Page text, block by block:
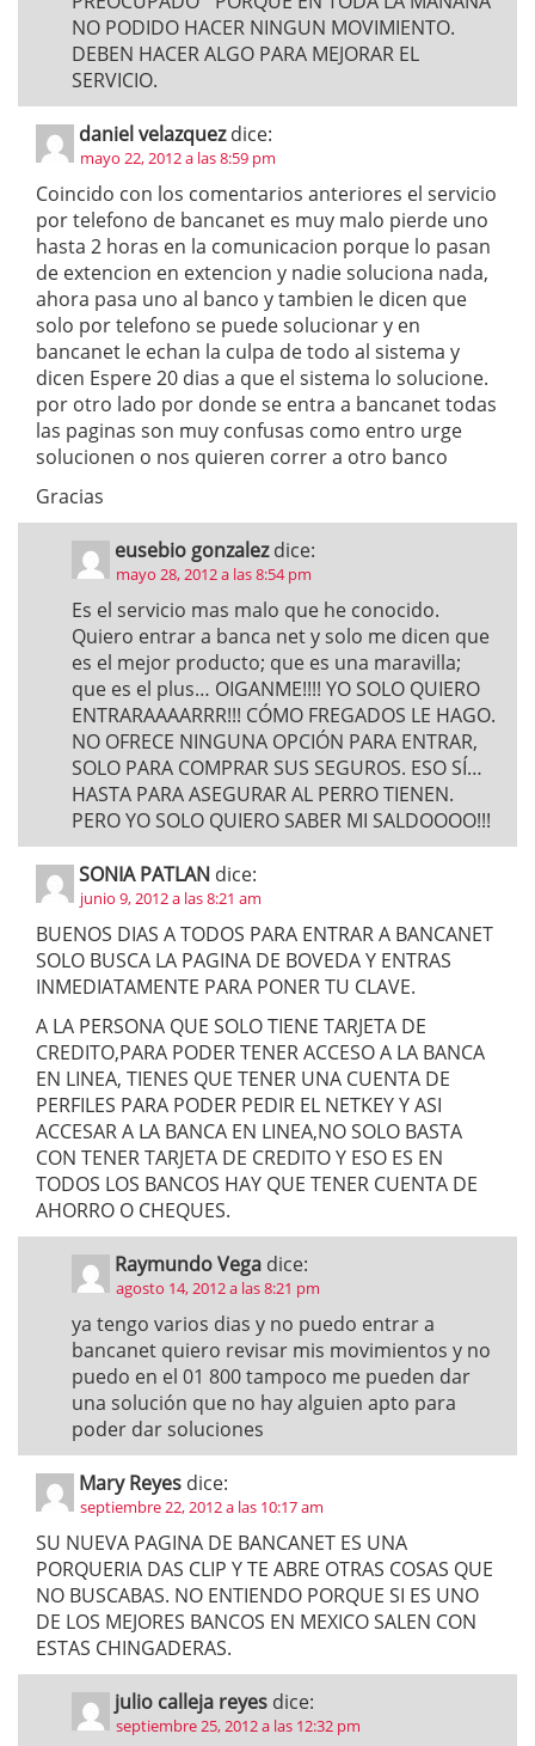
NO PODIDO HACER NINGUN MOVIMIENTO.
DEBEN HACER ALGO PARA MEJORAR EL
SERVICIO.
daniel velazquez dice:
mayo 22, 2012 a las 8:59 pm
Coincido con los comentarios anteriores el servicio
por telefono de bancanet es muy malo pierde uno
hasta 2 horas en la comunicacion porque lo pasan
de extencion en extencion y nadie soluciona nada,
ahora pasa uno al banco y tambien le dicen que
solo por telefono se puede solucionar y en
bancanet le echan la culpa de todo al sistema y
dicen Espere 20 dias a que el sistema lo solucione.
por otro lado por donde se entra a bancanet todas
las paginas son muy confusas como entro urge
solucionen o nos quieren correr a otro banco
Gracias
eusebio gonzalez dice:
mayo 28, 2012 a las 8:54 pm
Es el servicio mas malo que he conocido.
Quiero entrar a banca net y solo me dicen que
es el mejor producto; que es una maravilla;
que es el plus… OIGANME!!!! YO SOLO QUIERO
ENTRARAAAARRR!!! CÓMO FREGADOS LE HAGO.
NO OFRECE NINGUNA OPCIÓN PARA ENTRAR,
SOLO PARA COMPRAR SUS SEGUROS. ESO SÍ…
HASTA PARA ASEGURAR AL PERRO TIENEN.
PERO YO SOLO QUIERO SABER MI SALDOOOO!!!
SONIA PATLAN dice:
junio 9, 2012 a las 8:21 am
BUENOS DIAS A TODOS PARA ENTRAR A BANCANET
SOLO BUSCA LA PAGINA DE BOVEDA Y ENTRAS
INMEDIATAMENTE PARA PONER TU CLAVE.
A LA PERSONA QUE SOLO TIENE TARJETA DE
CREDITO,PARA PODER TENER ACCESO A LA BANCA
EN LINEA, TIENES QUE TENER UNA CUENTA DE
PERFILES PARA PODER PEDIR EL NETKEY Y ASI
ACCESAR A LA BANCA EN LINEA,NO SOLO BASTA
CON TENER TARJETA DE CREDITO Y ESO ES EN
TODOS LOS BANCOS HAY QUE TENER CUENTA DE
AHORRO O CHEQUES.
Raymundo Vega dice:
agosto 14, 2012 a las 8:21 pm
ya tengo varios dias y no puedo entrar a
bancanet quiero revisar mis movimientos y no
puedo en el 01 800 tampoco me pueden dar
una solución que no hay alguien apto para
poder dar soluciones
Mary Reyes dice:
septiembre 22, 2012 a las 10:17 am
SU NUEVA PAGINA DE BANCANET ES UNA
PORQUERIA DAS CLIP Y TE ABRE OTRAS COSAS QUE
NO BUSCABAS. NO ENTIENDO PORQUE SI ES UNO
DE LOS MEJORES BANCOS EN MEXICO SALEN CON
ESTAS CHINGADERAS.
julio calleja reyes dice:
septiembre 25, 2012 a las 12:32 pm